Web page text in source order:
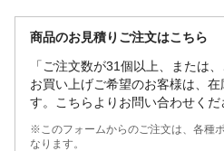
商品のお見積りご注文はこちら
「ご注文数が31個以上、または
お買い上げご希望のお客様は、
す。こちらよりお問い合わせくだ
※このフォームからのご注文は、各種
なります。